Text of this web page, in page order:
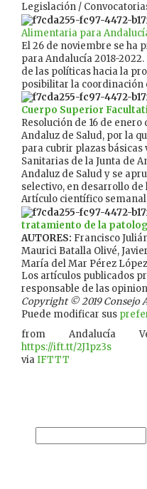
Legislación /
Alimentaria para
El 26 de noviembre se ha
para Andalucía 2018-
de las políticas hacia la
posibilitar la coordinación
Cuerpo Superior
Resolución de 16 de
Andaluz de Salud, por la
para cubrir plazas
Sanitarias de la Junta de
Andaluz de Salud y se
selectivo, en desarrollo de
Artículo científico semanal
tratamiento de la
AUTORES: Francisco
Maurici Batalla Olivé,
María del Mar Pérez
Los artículos publicados
responsable de las
Copyright © 2019 Consejo
Puede modificar sus
from Andalucía
https://ift.tt/2J1pz3s
viaIFTTT
Buscar: